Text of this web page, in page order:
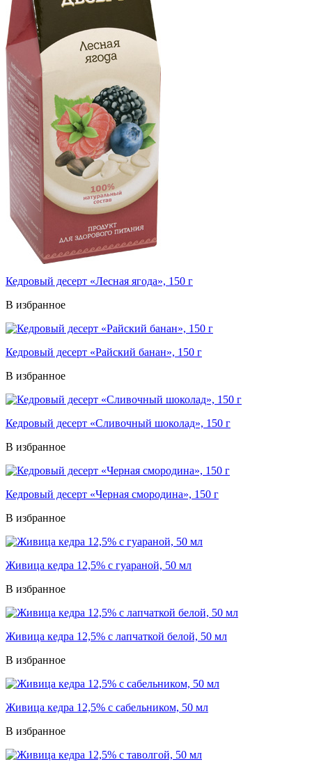
Кедровый десерт «Лесная ягода», 150 г
В избранное
Кедровый десерт «Райский банан», 150 г
В избранное
Кедровый десерт «Сливочный шоколад», 150 г
В избранное
Кедровый десерт «Черная смородина», 150 г
В избранное
Живица кедра 12,5% с гуараной, 50 мл
В избранное
Живица кедра 12,5% с лапчаткой белой, 50 мл
В избранное
Живица кедра 12,5% с сабельником, 50 мл
В избранное